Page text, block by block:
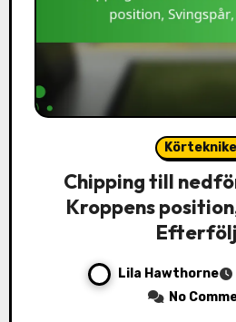
Chipping till
Kroppens
Lila Hawthorne
No